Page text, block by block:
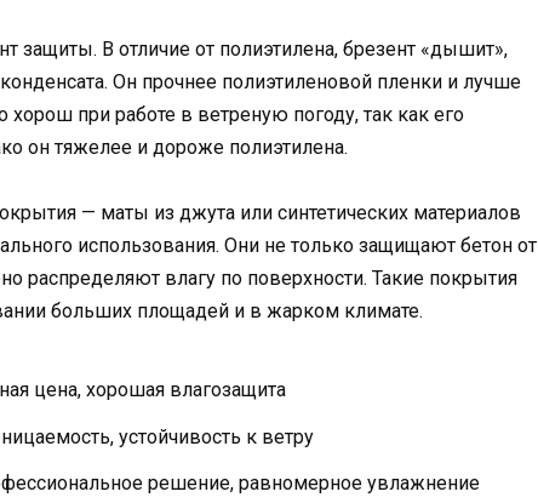
защиты. В отличие от полиэтилена, брезент «дышит»,
Он прочнее полиэтиленовой пленки и лучше
хорош при работе в ветреную погоду, так как его
он тяжелее и дороже полиэтилена.
— маты из джута или синтетических материалов
использования. Они не только защищают бетон от
распределяют влагу по поверхности. Такие покрытия
больших площадей и в жарком климате.
цена, хорошая влагозащита
устойчивость к ветру
решение, равномерное увлажнение